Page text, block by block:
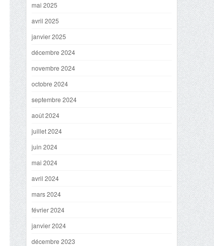
mai 2025
avril 2025
janvier 2025
décembre 2024
novembre 2024
octobre 2024
septembre 2024
août 2024
juillet 2024
juin 2024
mai 2024
avril 2024
mars 2024
février 2024
janvier 2024
décembre 2023